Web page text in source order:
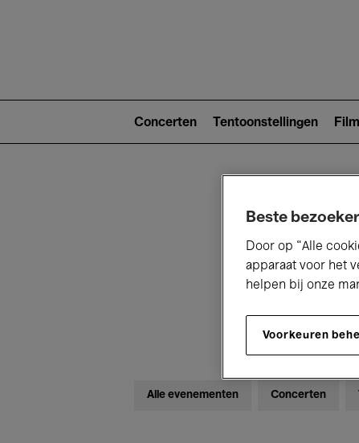
2)
Concerten Tentoonstellingen
Alle evenementen Concerten
Beste
Door op “Alle
apparaat voor het
helpen bij onze
Voorkeuren